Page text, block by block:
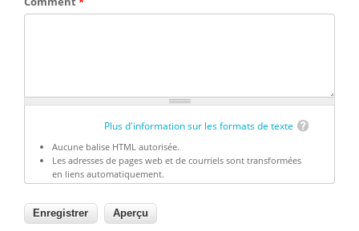
Plus d'information sur les formats de texte
Aucune balise HTML autorisée.
Les adresses de pages web et de courriels sont transformées
en liens automatiquement.